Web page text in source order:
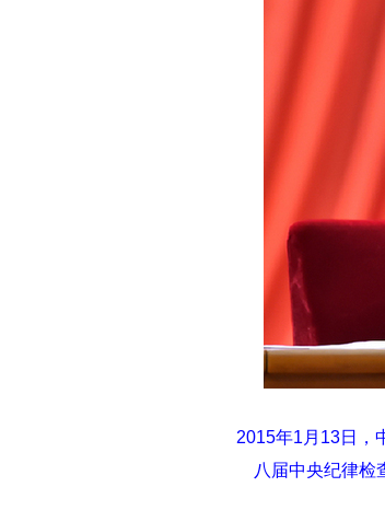
2015年1月13日，
八届中央纪律检